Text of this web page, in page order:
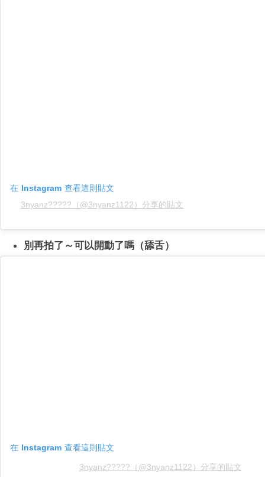
在 Instagram 查看這則貼文
3nyanz?????（@3nyanz1122）分享的貼文
別再拍了～可以開動了嗎（舔舌）
在 Instagram 查看這則貼文
3nyanz?????（@3nyanz1122）分享的貼文